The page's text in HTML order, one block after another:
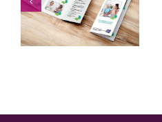
Flyer agent
immobilier